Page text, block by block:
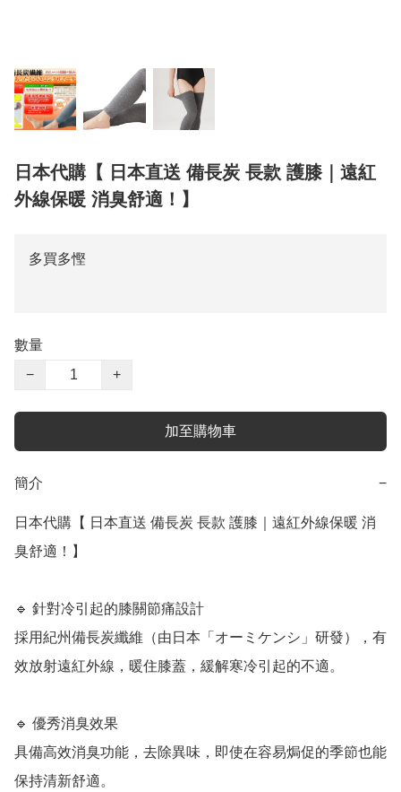
日本代購【 日本直送 備長炭 長款 護膝｜遠紅
外線保暖 消臭舒適！】
多買多慳
數量
−
+
加至購物車
簡介 −
日本代購【 日本直送 備長炭 長款 護膝｜遠紅外線保暖 消
臭舒適！】
🔹 針對冷引起的膝關節痛設計
採用紀州備長炭纖維（由日本「オーミケンシ」研發），有
效放射遠紅外線，暖住膝蓋，緩解寒冷引起的不適。
🔹 優秀消臭效果
具備高效消臭功能，去除異味，即使在容易焗促的季節也能
保持清新舒適。